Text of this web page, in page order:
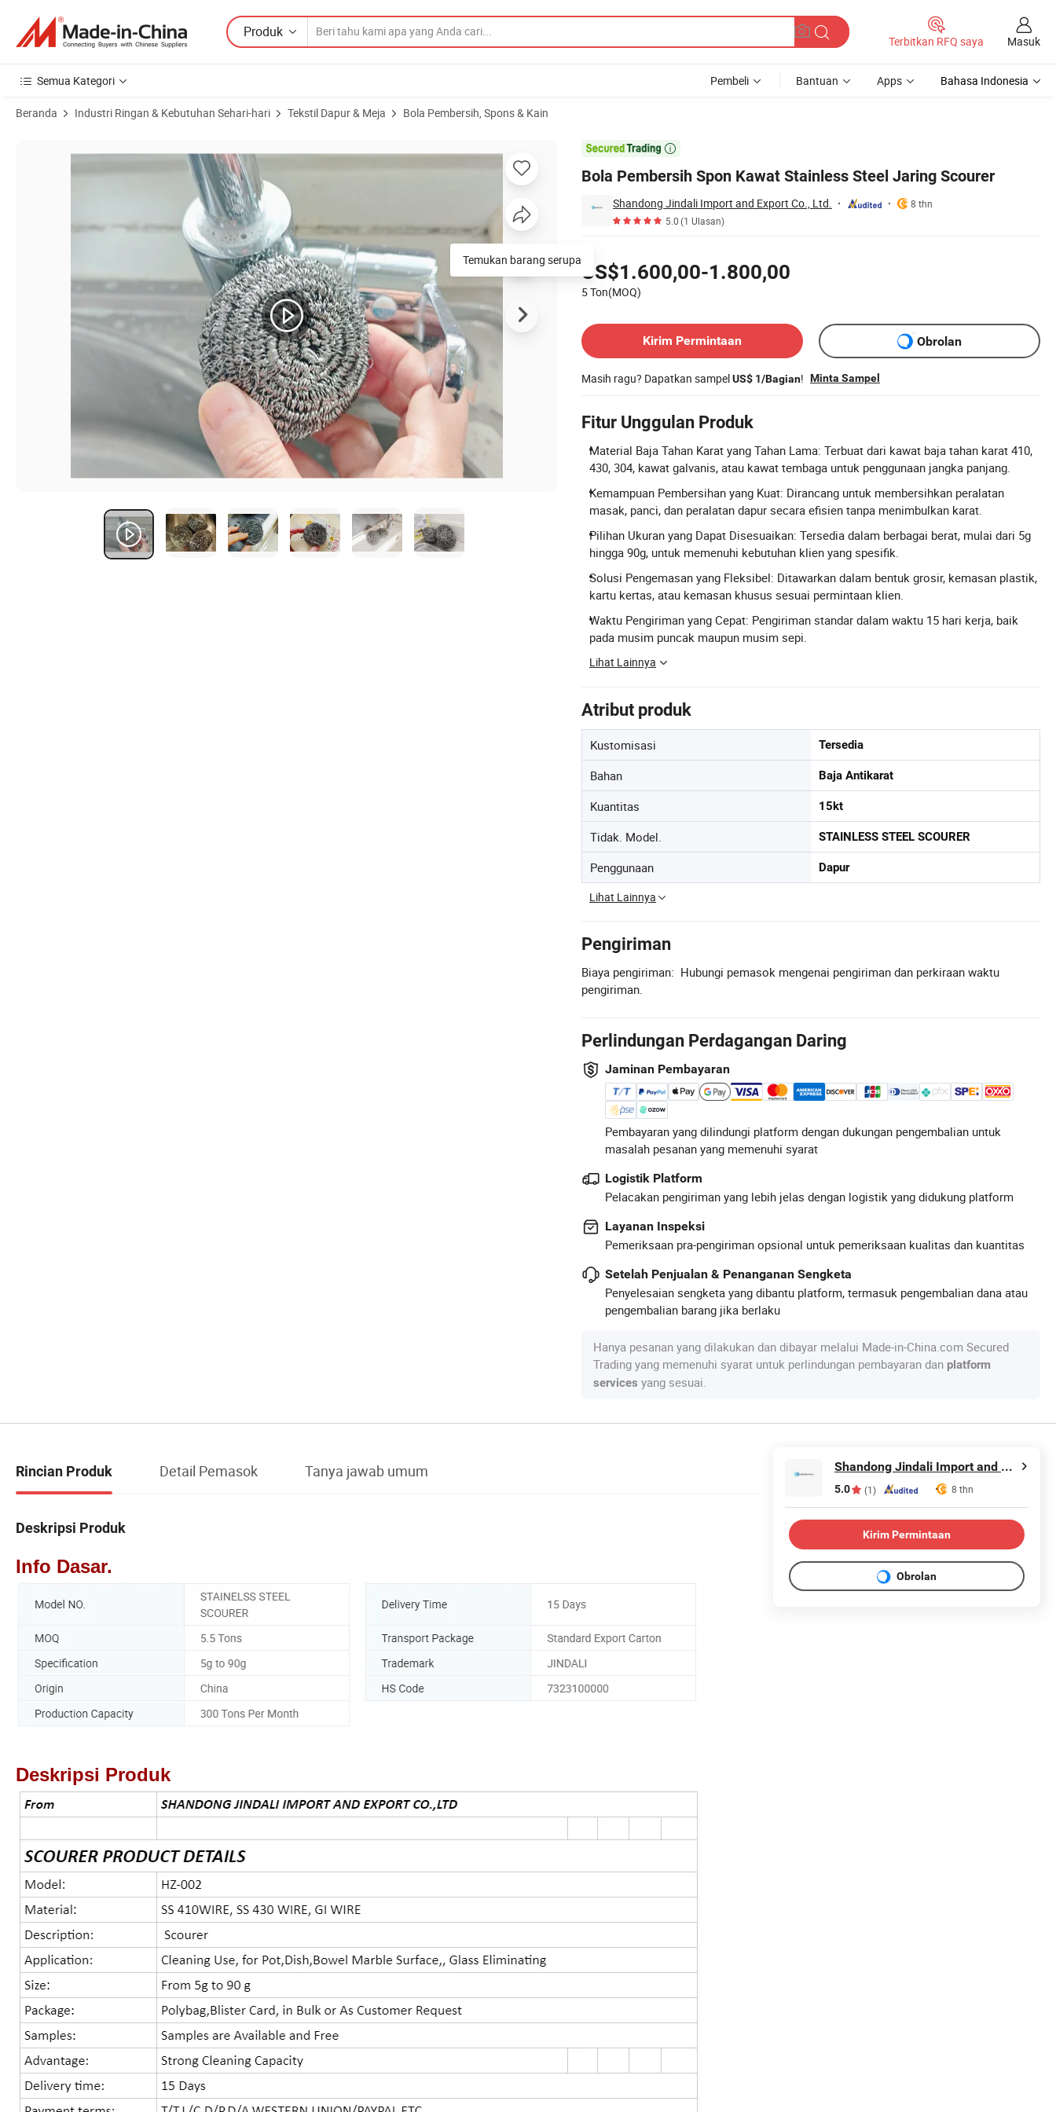
Produk
Terbitkan RFQ saya Masuk
Semua Kategori Pembeli Bantuan Apps Bahasa Indonesia
Beranda Industri Ringan & Kebutuhan Sehari-hari Tekstil Dapur & Meja Bola Pembersih, Spons & Kain

Bola Pembersih Spon Kawat Stainless Steel Jaring Scourer
Shandong Jindali Import and Export Co., Ltd.
8 thn
5.0(1 Ulasan)
US$1.600,00-1.800,00
5 Ton(MOQ)
Kirim Permintaan
Obrolan
Masih ragu? Dapatkan sampelUS$ 1/Bagian! Minta Sampel
Fitur Unggulan Produk
Material Baja Tahan Karat yang Tahan Lama: Terbuat dari kawat baja tahan karat 410,
430, 304, kawat galvanis, atau kawat tembaga untuk penggunaan jangka panjang.
Kemampuan Pembersihan yang Kuat: Dirancang untuk membersihkan peralatan
masak, panci, dan peralatan dapur secara efisien tanpa menimbulkan karat.
Pilihan Ukuran yang Dapat Disesuaikan: Tersedia dalam berbagai berat, mulai dari 5g
hingga 90g, untuk memenuhi kebutuhan klien yang spesifik.
Solusi Pengemasan yang Fleksibel: Ditawarkan dalam bentuk grosir, kemasan plastik,
kartu kertas, atau kemasan khusus sesuai permintaan klien.
Waktu Pengiriman yang Cepat: Pengiriman standar dalam waktu 15 hari kerja, baik
pada musim puncak maupun musim sepi.
Lihat Lainnya
Atribut produk
Kustomisasi Tersedia
Bahan Baja Antikarat
Kuantitas 15kt
Tidak. Model. STAINLESS STEEL SCOURER
Penggunaan Dapur
Lihat Lainnya
Pengiriman
Biaya pengiriman: Hubungi pemasok mengenai pengiriman dan perkiraan waktu
pengiriman.
Perlindungan Perdagangan Daring
Jaminan Pembayaran
Pembayaran yang dilindungi platform dengan dukungan pengembalian untuk
masalah pesanan yang memenuhi syarat
Logistik Platform
Pelacakan pengiriman yang lebih jelas dengan logistik yang didukung platform
Layanan Inspeksi
Pemeriksaan pra-pengiriman opsional untuk pemeriksaan kualitas dan kuantitas
Setelah Penjualan & Penanganan Sengketa
Penyelesaian sengketa yang dibantu platform, termasuk pengembalian dana atau
pengembalian barang jika berlaku
Hanya pesanan yang dilakukan dan dibayar melalui Made-in-China.com Secured
Trading yang memenuhi syarat untuk perlindungan pembayaran dan platform
services yang sesuai.
Temukan barang serupa
Rincian Produk Detail Pemasok Tanya jawab umum
Deskripsi Produk
Info Dasar.
Deskripsi Produk
Shandong Jindali Import and Export Co., Ltd.
5.0 (1) 8 thn
Kirim Permintaan
Obrolan